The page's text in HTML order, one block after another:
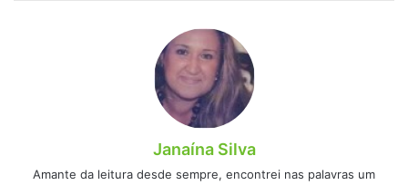
Janaína Silva
Amante da leitura desde sempre, encontrei nas palavras um